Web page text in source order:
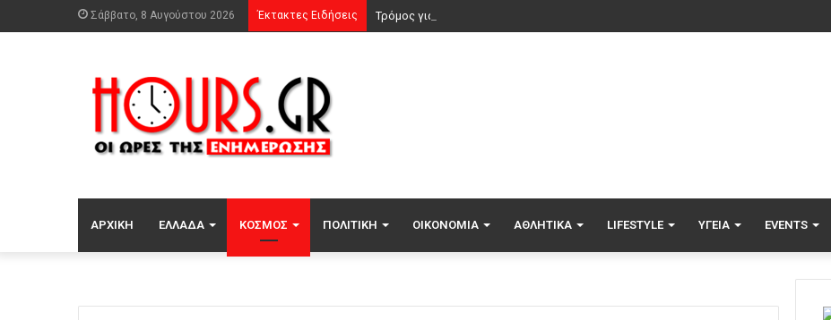
Σάββατο, 8 Αυγούστου 2026 Έκτακτες Ειδήσεις Τρόμος για τουρίστες στη Μποτσουάνα: Ιπποπόταμος καταδιώκει το σκάφος τους,
ΑΡΧΙΚΉ ΕΛΛΆΔΑ ΚΌΣΜΟΣ ΠΟΛΙΤΙΚΉ ΟΙΚΟΝΟΜΊΑ ΑΘΛΗΤΙΚΆ LIFESTYLE ΥΓΕΊΑ EVENTS